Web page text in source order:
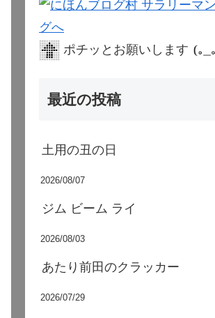
ポチッとお願いします
最近の投稿
土用の丑の日
2026/08/07
ジム ビーム ライ
2026/08/03
あたり前田のクラッカー
2026/07/29